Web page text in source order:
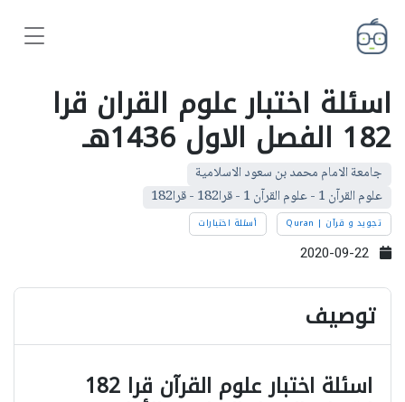
اسئلة اختبار علوم القران قرا
182 الفصل الاول 1436هـ
جامعة الامام محمد بن سعود الاسلامية
علوم القرآن 1 - علوم القرآن 1 - قرا182 - قرا182
تجويد و قرآن | Quran أسئلة اختبارات
توصيف
اسئلة اختبار علوم القرآن قرا 182